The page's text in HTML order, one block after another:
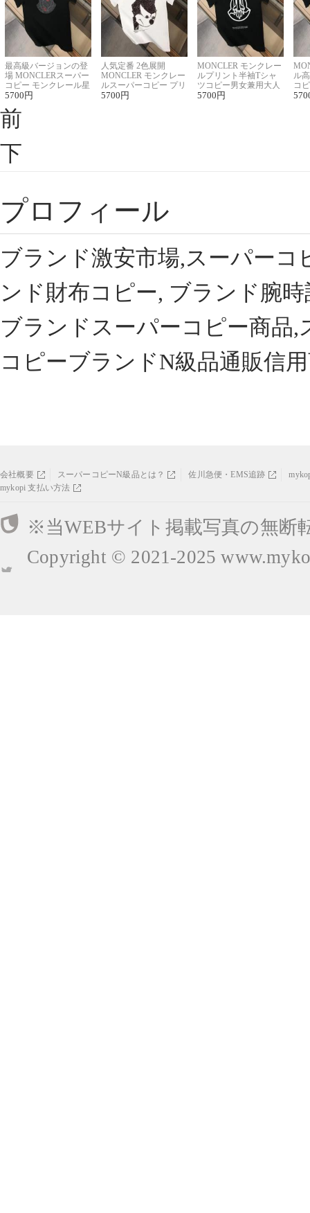
最高級バージョンの登
場 MONCLERスーパー
コピー モンクレール星
座半袖Tシャツ
5700 円
人気定番 2色展開
MONCLER モンクレー
ルスーパーコピー プリ
ント半袖Tシャツ
5700 円
MONCLER モンクレー
ルプリント半袖Tシャ
ツコピー男女兼用大人
可愛い春夏コーデ
5700 円
ル
コ
ィ
前
下
プロフィール
ブランド激安市場,スーパー
ンド財布コピー, ブランド腕
ブランドスーパーコピー商品
コピーブランドN級品通販信
会社概要 スーパーコピーN級品とは？ 佐川急便・EMS追跡
mykopi 支払い方法
※当WEBサイト掲載写真の無断
Copyright © 2021-2025